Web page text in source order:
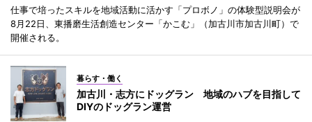
仕事で培ったスキルを地域活動に活かす「プロボノ」の体験型説明会が
8月22日、東播磨生活創造センター「かこむ」（加古川市加古川町）で
開催される。
暮らす・働く
加古川・志方にドッグラン 地域のハブを目指して
DIYのドッグラン運営